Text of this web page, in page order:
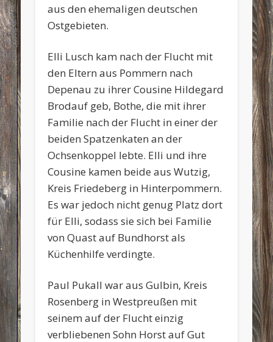
aus den ehemaligen deutschen
Ostgebieten.
Elli Lusch kam nach der Flucht mit
den Eltern aus Pommern nach
Depenau zu ihrer Cousine Hildegard
Brodauf geb, Bothe, die mit ihrer
Familie nach der Flucht in einer der
beiden Spatzenkaten an der
Ochsenkoppel lebte. Elli und ihre
Cousine kamen beide aus Wutzig,
Kreis Friedeberg in Hinterpommern.
Es war jedoch nicht genug Platz dort
für Elli, sodass sie sich bei Familie
von Quast auf Bundhorst als
Küchenhilfe verdingte.
Paul Pukall war aus Gulbin, Kreis
Rosenberg in Westpreußen mit
seinem auf der Flucht einzig
verbliebenen Sohn Horst auf Gut